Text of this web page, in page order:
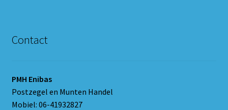
Contact
PMH Enibas
Postzegel en Munten Handel
Mobiel: 06-41932827